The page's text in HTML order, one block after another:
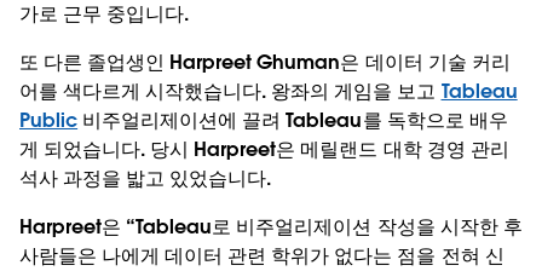
가로 근무 중입니다.
또 다른 졸업생인 Harpreet Ghuman은 데이터 기술 커리
어를 색다르게 시작했습니다. 왕좌의 게임을 보고 Tableau
Public 비주얼리제이션에 끌려 Tableau를 독학으로 배우
게 되었습니다. 당시 Harpreet은 메릴랜드 대학 경영 관리
석사 과정을 밟고 있었습니다.
Harpreet은 “Tableau로 비주얼리제이션 작성을 시작한 후
사람들은 나에게 데이터 관련 학위가 없다는 점을 전혀 신